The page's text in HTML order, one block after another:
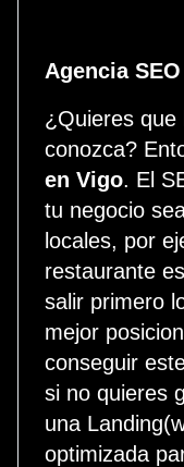
Agencia
¿Quieres que
conozca?
en Vigo. El
tu negocio
locales, por
restaurante
salir primero
mejor
conseguir
si no quieres
una
optimizada